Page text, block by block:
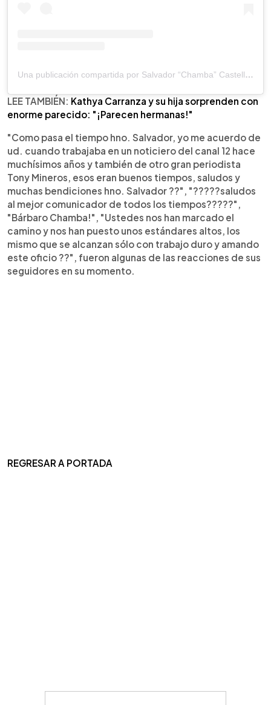
Una publicación compartida por Salvador “Chamba” Castellanos (@salvadorcastellanos)
LEE TAMBIÉN: Kathya Carranza y su hija sorprenden con
enorme parecido: "¡Parecen hermanas!"
"Como pasa el tiempo hno. Salvador, yo me acuerdo de
ud. cuando trabajaba en un noticiero del canal 12 hace
muchísimos años y también de otro gran periodista
Tony Mineros, esos eran buenos tiempos, saludos y
muchas bendiciones hno. Salvador ??", "?????saludos
al mejor comunicador de todos los tiempos?????",
"Bárbaro Chamba!", "Ustedes nos han marcado el
camino y nos han puesto unos estándares altos, los
mismo que se alcanzan sólo con trabajo duro y amando
este oficio ??", fueron algunas de las reacciones de sus
seguidores en su momento.
REGRESAR A PORTADA